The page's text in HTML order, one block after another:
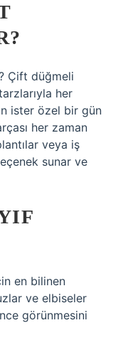
Çift düğmeli
her
ister özel bir gün
her zaman
veya iş
sunar ve
en bilinen
ve elbiseler
görünmesini